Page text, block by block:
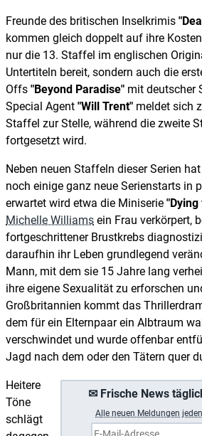
Freunde des britischen Inselkrimis
kommen gleich doppelt auf ihre
nur die 13. Staffel im englischen
Untertiteln bereit, sondern auch die
Offs "Beyond Paradise" mit deutscher
Special Agent "Will Trent" meldet sich
Staffel zur Stelle, während die zweite
fortgesetzt wird.
Neben neuen Staffeln dieser Serien
noch einige ganz neue Serienstarts in
erwartet wird etwa die Miniserie "Dying
Michelle Williams ein Frau verkörpert,
fortgeschrittener Brustkrebs
daraufhin ihr Leben grundlegend
Mann, mit dem sie 15 Jahre lang
ihre eigene Sexualität zu erforschen
Großbritannien kommt das
dem für ein Elternpaar ein Albtraum
verschwindet und wurde offenbar
Jagd nach dem oder den Tätern quer
✉ Frische News
Alle neuen Meldungen
Heitere
Töne
schlägt